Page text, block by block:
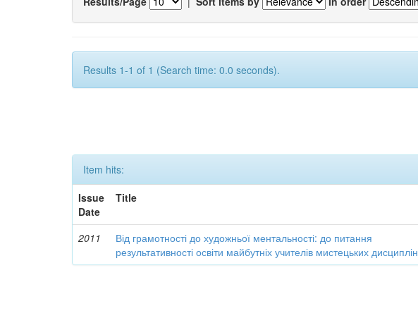
Results 1-1 of 1 (Search time: 0.0 seconds).
Item hits:
Issue
Date
Title
2011
Від грамотності до художньої ментальності: до питання
результативності освіти майбутніх учителів мистецьких дисциплін